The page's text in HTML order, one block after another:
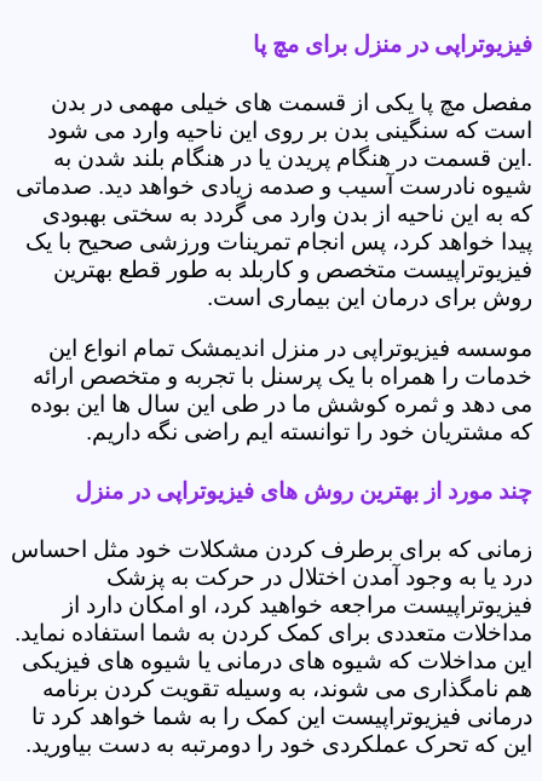
فیزیوتراپی در منزل برای مچ پا
مفصل مچ پا یکی از قسمت های خیلی مهمی در بدن
است که سنگینی بدن بر روی این ناحیه وارد می شود
.این قسمت در هنگام پریدن یا در هنگام بلند شدن به
شیوه نادرست آسیب و صدمه زیادی خواهد دید. صدماتی
که به این ناحیه از بدن وارد می گردد به سختی بهبودی
پیدا خواهد کرد، پس انجام تمرینات ورزشی صحیح با یک
فیزیوتراپیست متخصص و کاربلد به طور قطع بهترین
روش برای درمان این بیماری است.
موسسه فیزیوتراپی در منزل اندیمشک تمام انواع این
خدمات را همراه با یک پرسنل با تجربه و متخصص ارائه
می دهد و ثمره کوشش ما در طی این سال ها این بوده
که مشتریان خود را توانسته ایم راضی نگه داریم.
چند مورد از بهترین روش های فیزیوتراپی در منزل
زمانی که برای برطرف کردن مشکلات خود مثل احساس
درد یا به وجود آمدن اختلال در حرکت به پزشک
فیزیوتراپیست مراجعه خواهید کرد، او امکان دارد از
مداخلات متعددی برای کمک کردن به شما استفاده نماید.
این مداخلات که شیوه های درمانی یا شیوه های فیزیکی
هم نامگذاری می شوند، به وسیله تقویت کردن برنامه
درمانی فیزیوتراپیست این کمک را به شما خواهد کرد تا
این که تحرک عملکردی خود را دومرتبه به دست بیاورید.